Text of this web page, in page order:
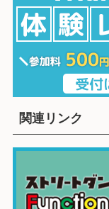
関連リンク